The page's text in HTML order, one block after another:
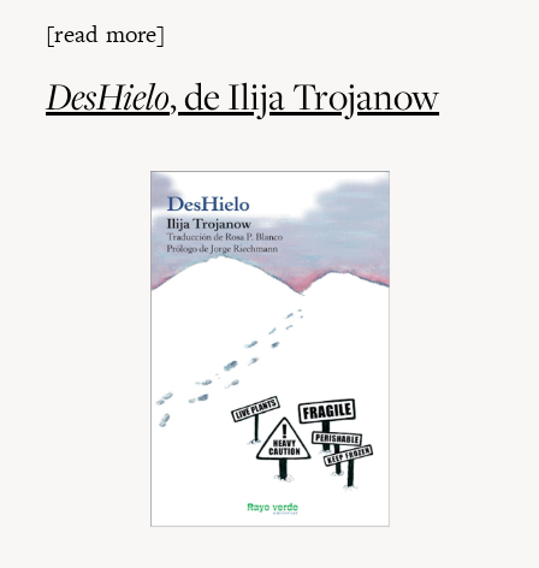
[read more]
DesHielo, de Ilija Trojanow